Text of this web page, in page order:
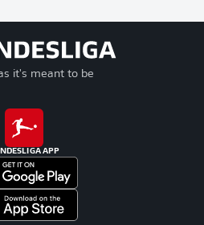
it's meant to be
APP